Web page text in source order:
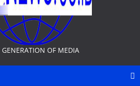
GENERATION OF MEDIA